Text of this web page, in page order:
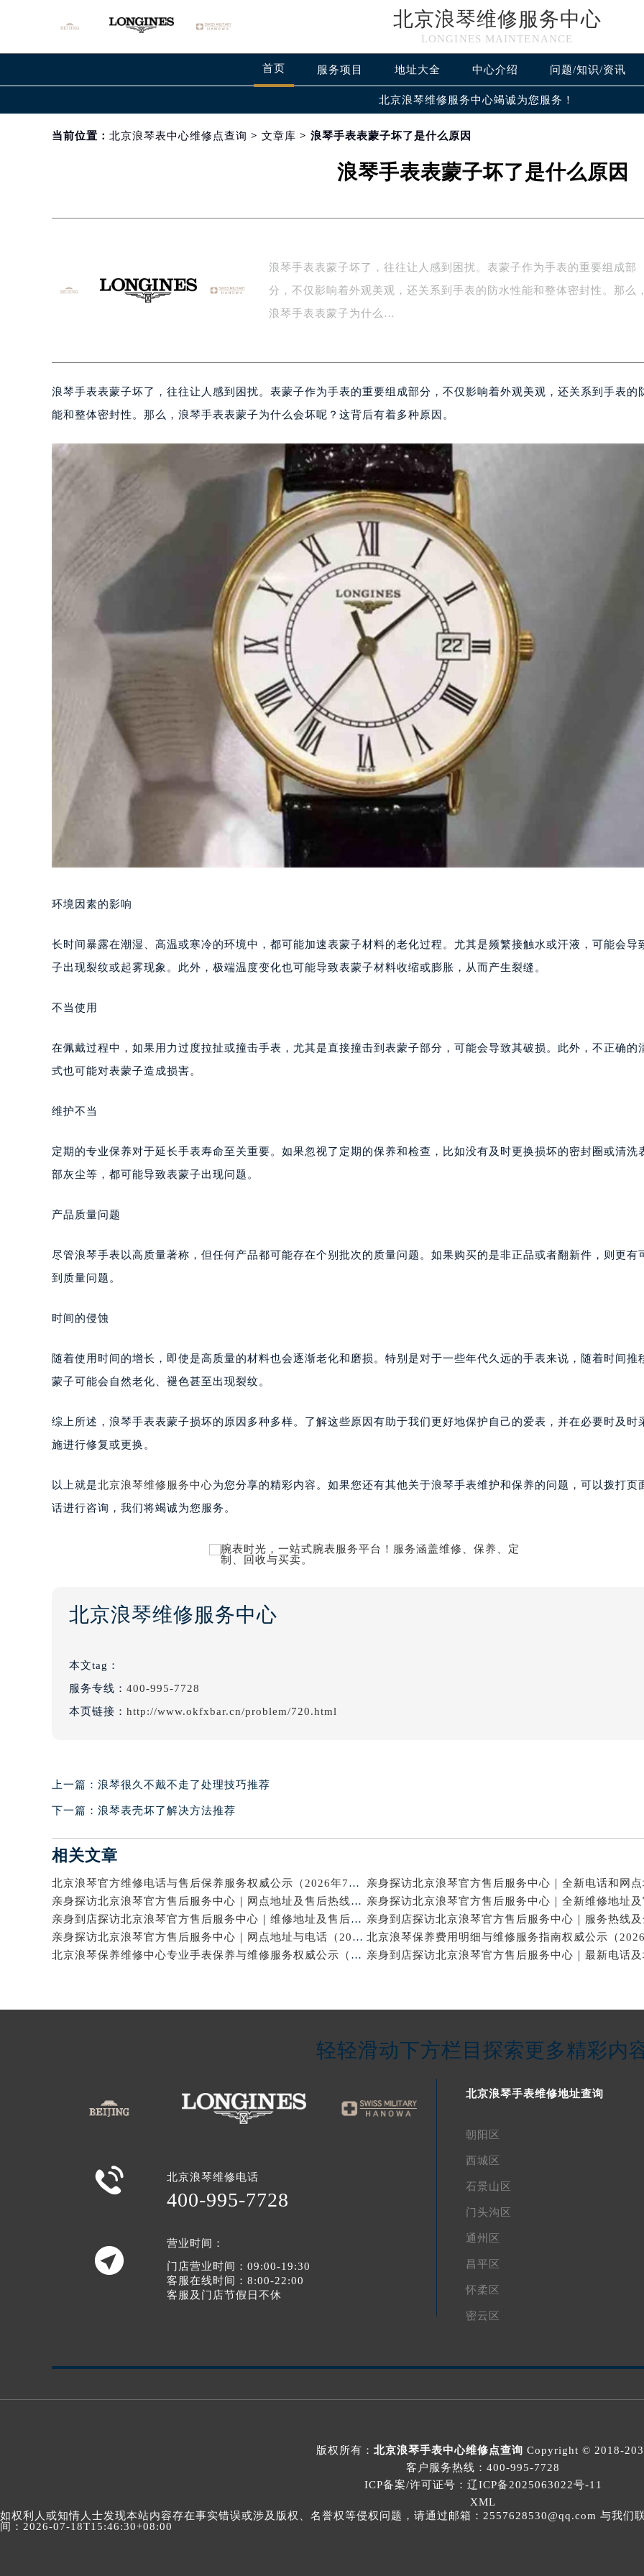
北京浪琴维修服务中心
LONGINES MAINTENANCE
首页 服务项目 地址大全 中心介绍 问题/知识/资讯
北京浪琴维修服务中心竭诚为您服务！
当前位置： 北京浪琴表中心维修点查询 > 文章库 > 浪琴手表表蒙子坏了是什么原因
浪琴手表表蒙子坏了是什么原因
浪琴手表表蒙子坏了，往往让人感到困扰。表蒙子作为手表的重要组成部
分，不仅影响着外观美观，还关系到手表的防水性能和整体密封性。那么，
浪琴手表表蒙子为什么…
浪琴手表表蒙子坏了，往往让人感到困扰。表蒙子作为手表的重要组成部分，不仅影响着外观美观，还关系到手表的
能和整体密封性。那么，浪琴手表表蒙子为什么会坏呢？这背后有着多种原因。
环境因素的影响
长时间暴露在潮湿、高温或寒冷的环境中，都可能加速表蒙子材料的老化过程。尤其是频繁接触水或汗液，可能会导
子出现裂纹或起雾现象。此外，极端温度变化也可能导致表蒙子材料收缩或膨胀，从而产生裂缝。
不当使用
在佩戴过程中，如果用力过度拉扯或撞击手表，尤其是直接撞击到表蒙子部分，可能会导致其破损。此外，不正确的
式也可能对表蒙子造成损害。
维护不当
定期的专业保养对于延长手表寿命至关重要。如果忽视了定期的保养和检查，比如没有及时更换损坏的密封圈或清洗
部灰尘等，都可能导致表蒙子出现问题。
产品质量问题
尽管浪琴手表以高质量著称，但任何产品都可能存在个别批次的质量问题。如果购买的是非正品或者翻新件，则更有
到质量问题。
时间的侵蚀
随着使用时间的增长，即使是高质量的材料也会逐渐老化和磨损。特别是对于一些年代久远的手表来说，随着时间推
蒙子可能会自然老化、褪色甚至出现裂纹。
综上所述，浪琴手表表蒙子损坏的原因多种多样。了解这些原因有助于我们更好地保护自己的爱表，并在必要时及时
施进行修复或更换。
以上就是北京浪琴维修服务中心为您分享的精彩内容。如果您还有其他关于浪琴手表维护和保养的问题，可以拨打页
话进行咨询，我们将竭诚为您服务。
北京浪琴维修服务中心
本文tag：
服务专线： 400-995-7728
本页链接： http://www.okfxbar.cn/problem/720.html
上一篇： 浪琴很久不戴不走了处理技巧推荐
下一篇： 浪琴表壳坏了解决方法推荐
相关文章
北京浪琴官方维修电话与售后保养服务权威公示（2026年7月最新）
亲身探访北京浪琴官方售后服务中心｜网点地址及售后热线（2026年7月最新）
亲身到店探访北京浪琴官方售后服务中心｜维修地址及售后服务热线（2026年7月最新）
亲身探访北京浪琴官方售后服务中心｜网点地址与电话（2026年7月最新）
北京浪琴保养维修中心专业手表保养与维修服务权威公示（2026年7月最新）
轻轻滑动下方栏目探索更多精彩内
 北京浪琴维修电话
400-995-7728

营业时间：
门店营业时间：09:00-19:30
客服在线时间：8:00-22:00
客服及门店节假日不休
北京浪琴手表维修地址查询
朝阳区
西城区
石景山区
门头沟区
通州区
昌平区
怀柔区
密云区
版权所有： 北京浪琴手表中心维修点查询 Copyright © 2018-
客户服务热线： 400-995-7728
ICP备案/许可证号：辽ICP备2025063022号-11
XML
如权利人或知情人士发现本站内容存在事实错误或涉及版权、名誉权等侵权问题，请通过邮箱：2557628530@qq.com 与我们
间：2026-07-18T15:46:30+08:00